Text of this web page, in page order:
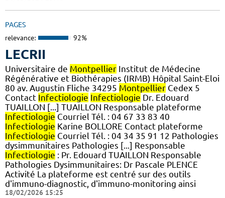
PAGES
relevance: 92%
LECRII
Universitaire de Montpellier Institut de Médecine
Régénérative et Biothérapies (IRMB) Hôpital Saint-Eloi
80 av. Augustin Fliche 34295 Montpellier Cedex 5
Contact Infectiologie Infectiologie Dr. Edouard
TUAILLON [...] TUAILLON Responsable plateforme
Infectiologie Courriel Tél. : 04 67 33 83 40
Infectiologie Karine BOLLORE Contact plateforme
Infectiologie Courriel Tél. : 04 34 35 91 12 Pathologies
dysimmunitaires Pathologies [...] Responsable
Infectiologie : Pr. Edouard TUAILLON Responsable
Pathologies Dysimmunitaires: Dr Pascale PLENCE
Activité La plateforme est centré sur des outils
d'immuno-diagnostic, d'immuno-monitoring ainsi
18/02/2026 15:25